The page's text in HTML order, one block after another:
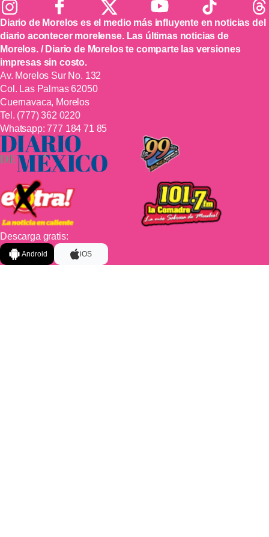
Diario de Morelos es el medio más influyente en noticias del
diario acontecer morelense. Las últimas noticias de
Morelos. / Diario de Morelos te comparte las versiones
impresas sin costo.
Av. Morelos Sur No. 132
Col. Las Palmas 62050
Cuernavaca, Morelos
Tel. (777) 362 0220
Whatsapp:777 184 71 85
Descarga gratis:
Android iOS